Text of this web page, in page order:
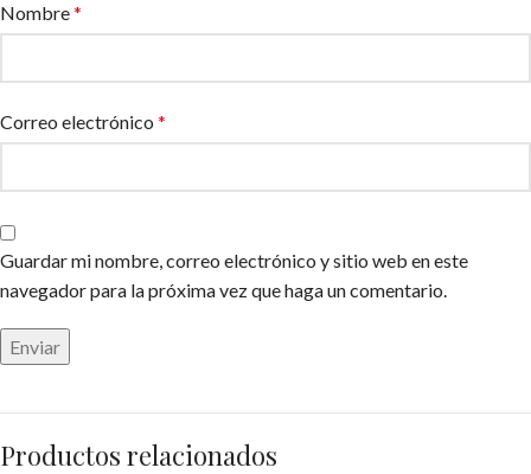
Nombre*
Correo electrónico *
Guardar mi nombre, correo electrónico y sitio web en este
navegador para la próxima vez que haga un comentario.
Productos relacionados